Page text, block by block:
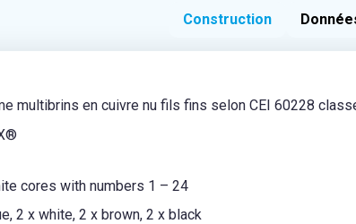
Construction
multibrins en cuivre nu fils fins selon CEI 60228
cores with numbers 1 – 24
2 x white, 2 x brown, 2 x black